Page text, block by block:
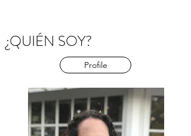
¿QUIÉN SOY?
Profile